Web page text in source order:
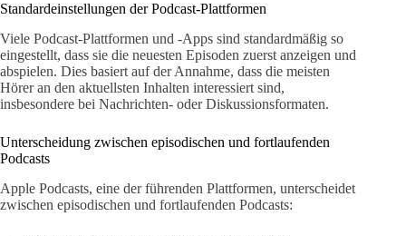
Standardeinstellungen der Podcast-Plattformen
Viele Podcast-Plattformen und -Apps sind standardmäßig so
eingestellt, dass sie die neuesten Episoden zuerst anzeigen und
abspielen. Dies basiert auf der Annahme, dass die meisten
Hörer an den aktuellsten Inhalten interessiert sind,
insbesondere bei Nachrichten- oder Diskussionsformaten.
Unterscheidung zwischen episodischen und fortlaufenden
Podcasts
Apple Podcasts, eine der führenden Plattformen, unterscheidet
zwischen episodischen und fortlaufenden Podcasts: